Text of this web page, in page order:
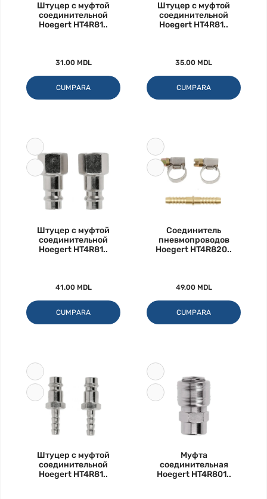
Штуцер с муфтой
соединительной
Hoegert HT4R81..
31.00 MDL
CUMPARA
Штуцер с муфтой
соединительной
Hoegert HT4R81..
35.00 MDL
CUMPARA
Штуцер с муфтой
соединительной
Hoegert HT4R81..
41.00 MDL
CUMPARA
Соединитель
пневмопроводов
Hoegert HT4R820..
49.00 MDL
CUMPARA
Штуцер с муфтой
соединительной
Hoegert HT4R81..
Муфта
соединительная
Hoegert HT4R801..